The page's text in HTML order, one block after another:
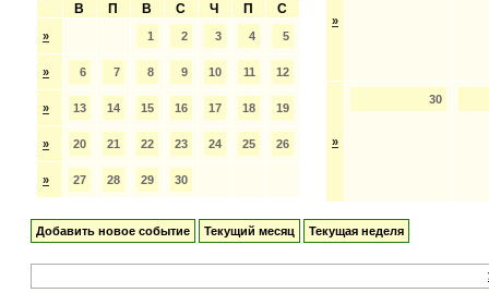
В
П В С Ч П С
» 1 2 3 4 5
» 6 7 8 9 10 11 12
» 13 14 15 16 17 18 19
» 20 21 22 23 24 25 26
» 27 28 29 30
»
»
30
Добавить новое событие Текущий месяц Текущая неделя